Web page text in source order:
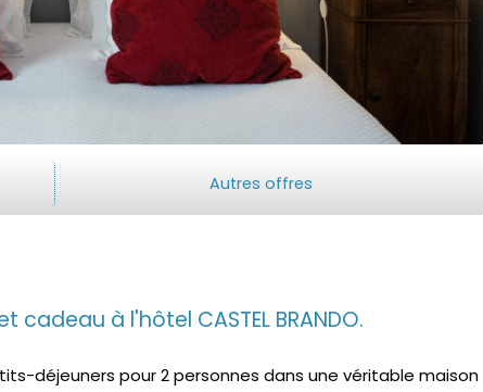
Autres offres
à l'hôtel CASTEL BRANDO.
déjeuners pour 2 personnes dans une véritable maison